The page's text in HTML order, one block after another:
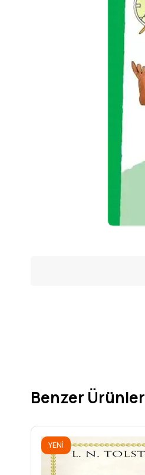
Benzer Ürünler
YENI
ÜRÜN